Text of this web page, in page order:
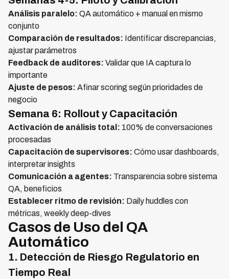
Análisis paralelo: QA automático + manual en mismo
conjunto
Comparación de resultados: Identificar discrepancias,
ajustar parámetros
Feedback de auditores: Validar que IA captura lo
importante
Ajuste de pesos: Afinar scoring según prioridades de
negocio
Semana 6: Rollout y Capacitación
Activación de análisis total: 100% de conversaciones
procesadas
Capacitación de supervisores: Cómo usar dashboards,
interpretar insights
Comunicación a agentes: Transparencia sobre sistema
QA, beneficios
Establecer ritmo de revisión: Daily huddles con
métricas, weekly deep-dives
Casos de Uso del QA
Automático
1. Detección de Riesgo Regulatorio en
Tiempo Real